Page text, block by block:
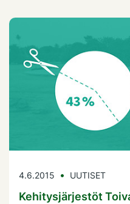
4.6.2015 UUTISET
Kehitysjärjestöt